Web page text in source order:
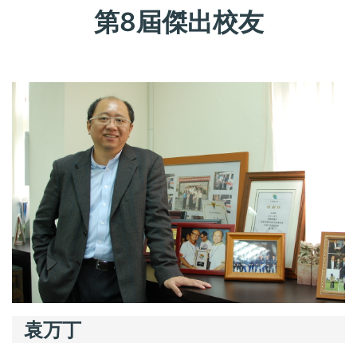
第8屆傑出校友
袁万丁